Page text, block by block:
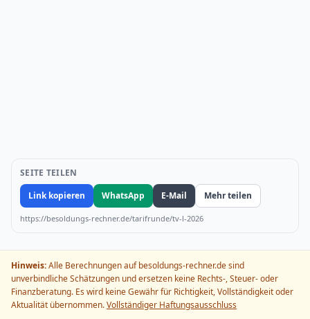
SEITE TEILEN
Link kopieren
WhatsApp E-Mail Mehr teilen
https://besoldungs-rechner.de/tarifrunde/tv-l-2026
Hinweis:Alle Berechnungen auf besoldungs-rechner.de sind
unverbindliche Schätzungen und ersetzen keine Rechts-, Steuer- oder
Finanzberatung. Es wird keine Gewähr für Richtigkeit, Vollständigkeit oder
Aktualität übernommen.Vollständiger Haftungsausschluss